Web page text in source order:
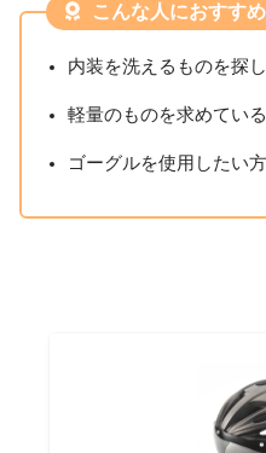
こんな人におすすめ
内装を洗えるものを探
軽量のものを求めている
ゴーグルを使用したい方